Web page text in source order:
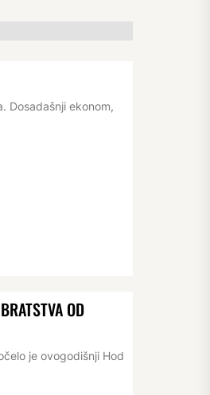
Dosadašnji ekonom,
OD
je ovogodišnji Hod